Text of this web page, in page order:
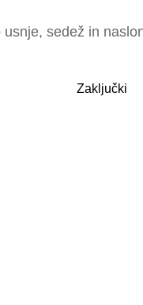
sedež in
Zaključki